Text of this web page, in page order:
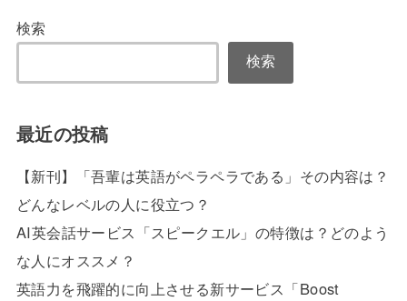
検索
検索
最近の投稿
【新刊】「吾輩は英語がペラペラである」その内容は？
どんなレベルの人に役立つ？
AI英会話サービス「スピークエル」の特徴は？どのよう
な人にオススメ？
英語力を飛躍的に向上させる新サービス「Boost